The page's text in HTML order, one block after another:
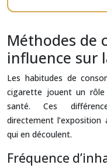
Méthodes de
influence sur
Les habitudes de
cigarette jouent un
santé. Ces
directement l’exposition
qui en découlent.
Fréquence